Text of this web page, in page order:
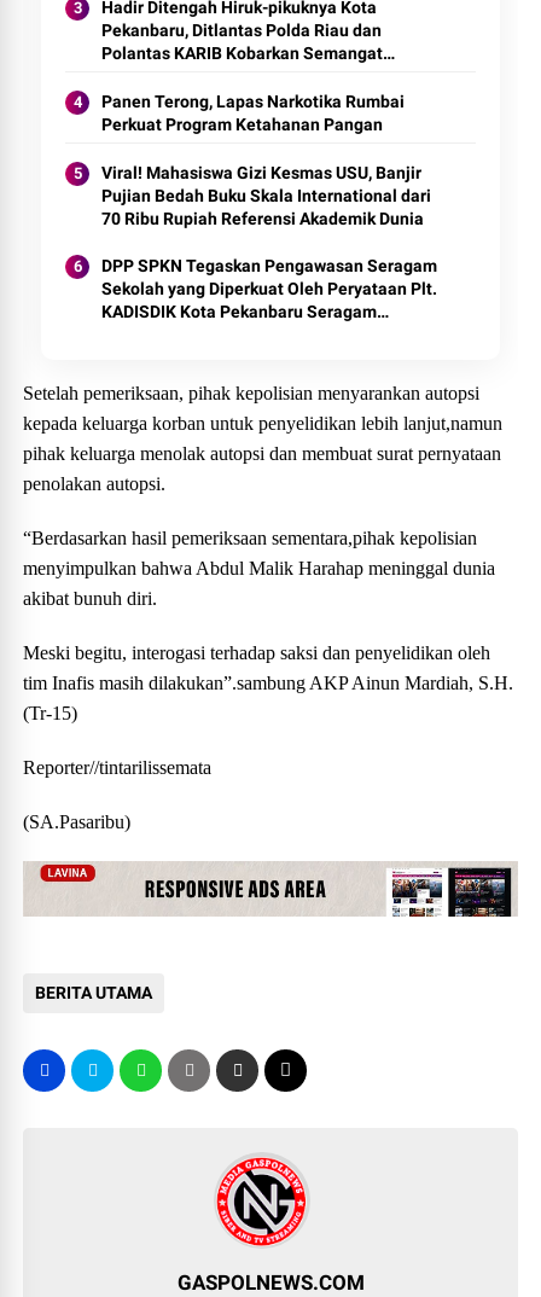
Hadir Ditengah Hiruk-pikuknya Kota
Pekanbaru, Ditlantas Polda Riau dan
Polantas KARIB Kobarkan Semangat
Policing Jelang HUT RI Ke-81 Tahun
Panen Terong, Lapas Narkotika Rumbai
Perkuat Program Ketahanan Pangan
Viral! Mahasiswa Gizi Kesmas USU, Banjir
Pujian Bedah Buku Skala International dari
70 Ribu Rupiah Referensi Akademik Dunia
DPP SPKN Tegaskan Pengawasan Seragam
Sekolah yang Diperkuat Oleh Peryataan Plt.
KADISDIK Kota Pekanbaru Seragam
Setelah pemeriksaan, pihak kepolisian menyarankan autopsi
kepada keluarga korban untuk penyelidikan lebih lanjut,namun
pihak keluarga menolak autopsi dan membuat surat pernyataan
penolakan autopsi.
“Berdasarkan hasil pemeriksaan sementara,pihak kepolisian
menyimpulkan bahwa Abdul Malik Harahap meninggal dunia
akibat bunuh diri.
Meski begitu, interogasi terhadap saksi dan penyelidikan oleh
tim Inafis masih dilakukan”.sambung AKP Ainun Mardiah, S.H.
(Tr-15)
Reporter//tintarilissemata
(SA.Pasaribu)
BERITA UTAMA
GASPOLNEWS.COM